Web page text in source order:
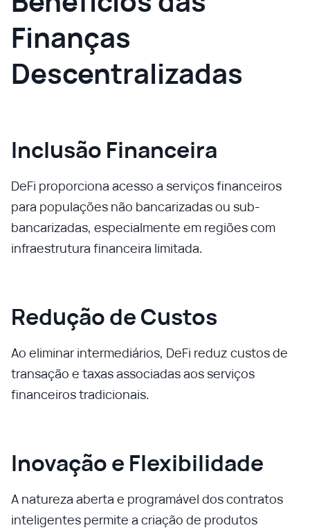
Finanças
Descentralizadas
Inclusão Financeira
DeFi proporciona acesso a serviços financeiros
para populações não bancarizadas ou sub-
bancarizadas, especialmente em regiões com
infraestrutura financeira limitada.
Redução de Custos
Ao eliminar intermediários, DeFi reduz custos de
transação e taxas associadas aos serviços
financeiros tradicionais.
Inovação e Flexibilidade
A natureza aberta e programável dos contratos
inteligentes permite a criação de produtos